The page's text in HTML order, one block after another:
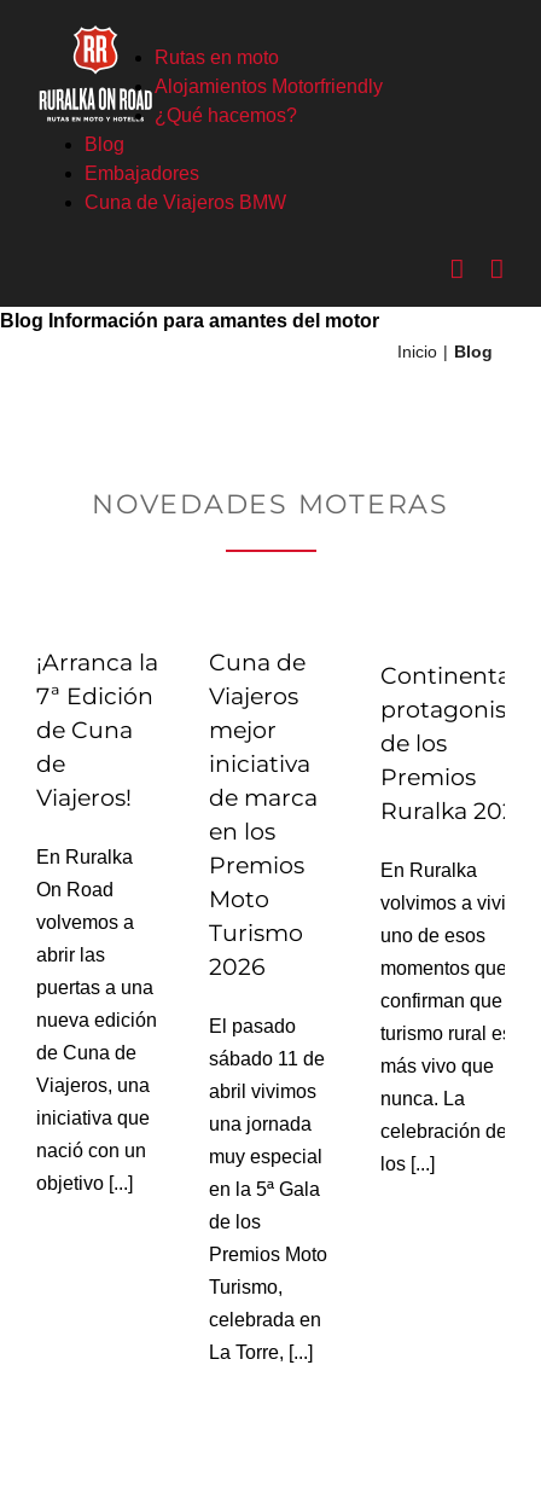
contenido
Rutas en moto
Alojamientos Motorfriendly
¿Qué hacemos?
Blog
Embajadores
Cuna de Viajeros BMW
Blog Información para amantes del motor
Inicio Blog
NOVEDADES MOTERAS
¡Arranca la
7ª Edición
de Cuna
de
Viajeros!
En Ruralka
On Road
volvemos a
abrir las
puertas a una
nueva edición
de Cuna de
Viajeros, una
iniciativa que
nació con un
objetivo [...]
Cuna de
Viajeros
mejor
iniciativa
de marca
en los
Premios
Moto
Turismo
2026
El pasado
sábado 11 de
abril vivimos
una jornada
muy especial
en la 5ª Gala
de los
Premios Moto
Turismo,
celebrada en
La Torre, [...]
Continental,
protagonista
de los
Premios
Ruralka 2025
En Ruralka
volvimos a vivir
uno de esos
momentos que
confirman que el
turismo rural está
más vivo que
nunca. La
celebración de
los [...]